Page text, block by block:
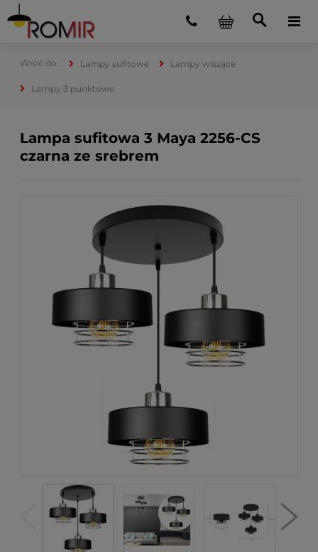
Lampy sufitowe Lampy wiszące
Lampy 3 punktowe
Lampa sufitowa 3 Maya 2256-CS
czarna ze srebrem